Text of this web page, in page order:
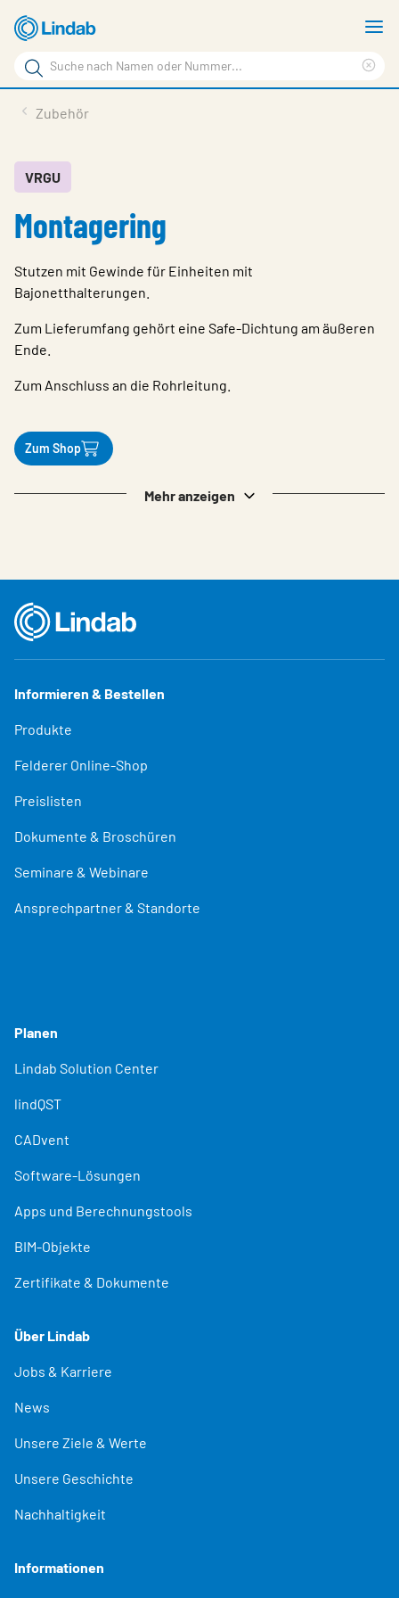
Zum
Hauptinhalt
springen
Suchbegriff
Seite
durchsuchen
Wissen & Service
Inspiration
Unternehmen
Nachhaltigkeit
Kontakt
Zubehör
VRGU
Montagering
Stutzen mit Gewinde für Einheiten mit
Bajonetthalterungen.
Zum Lieferumfang gehört eine Safe-Dichtung am äußeren
Ende.
Zum Anschluss an die Rohrleitung.
Zum Shop
Mehr anzeigen
Informieren & Bestellen
Produkte
Felderer Online-Shop
Preislisten
Dokumente & Broschüren
Seminare & Webinare
Ansprechpartner & Standorte
Planen
Lindab Solution Center
lindQST
CADvent
Software-Lösungen
Apps und Berechnungstools
BIM-Objekte
Zertifikate & Dokumente
Über Lindab
Jobs & Karriere
News
Unsere Ziele & Werte
Unsere Geschichte
Nachhaltigkeit
Informationen